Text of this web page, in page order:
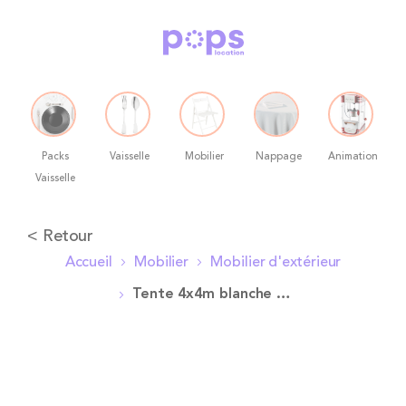
Packs
Vaisselle
Vaisselle Mobilier Nappage Animation
Allez
contenu
< Retour
Accueil Mobilier Mobilier d'extérieur
Tente 4x4m blanche ouverte